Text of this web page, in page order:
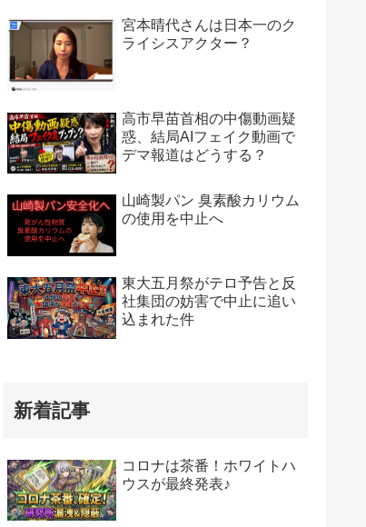
宮本晴代さんは日本一のク
ライシスアクター？
高市早苗首相の中傷動画疑
惑、結局AIフェイク動画で
デマ報道はどうする？
山崎製パン 臭素酸カリウム
の使用を中止へ
東大五月祭がテロ予告と反
社集団の妨害で中止に追い
込まれた件
新着記事
コロナは茶番！ホワイトハ
ウスが最終発表♪